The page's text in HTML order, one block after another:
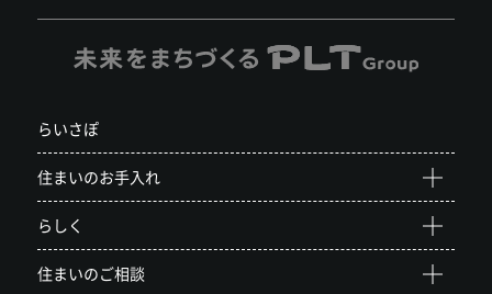
らいさぽ
住まいのお手入れ
らしく
住まいのご相談